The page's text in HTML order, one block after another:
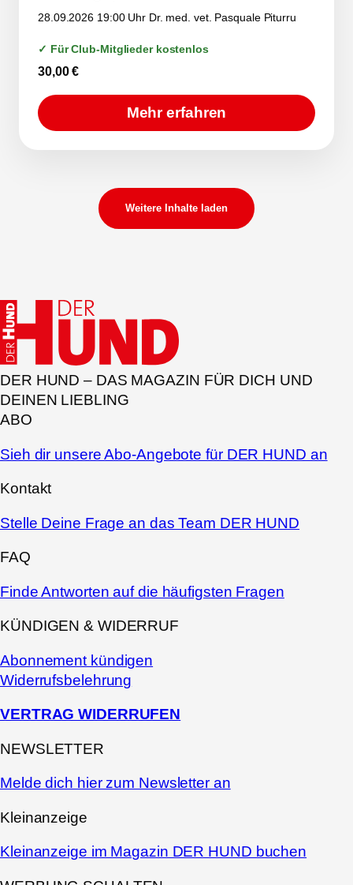
28.09.2026 19:00 Uhr Dr. med. vet. Pasquale Piturru
✓ Für Club-Mitglieder kostenlos
30,00€
Mehr erfahren
Weitere Inhalte laden
DER HUND – DAS MAGAZIN FÜR DICH UND
DEINEN LIEBLING
ABO
Sieh dir unsere Abo-Angebote für DER HUND an
Kontakt
Stelle Deine Frage an das Team DER HUND
FAQ
Finde Antworten auf die häufigsten Fragen
KÜNDIGEN & WIDERRUF
Abonnement kündigen
Widerrufsbelehrung
VERTRAG WIDERRUFEN
NEWSLETTER
Melde dich hier zum Newsletter an
Kleinanzeige
Kleinanzeige im Magazin DER HUND buchen